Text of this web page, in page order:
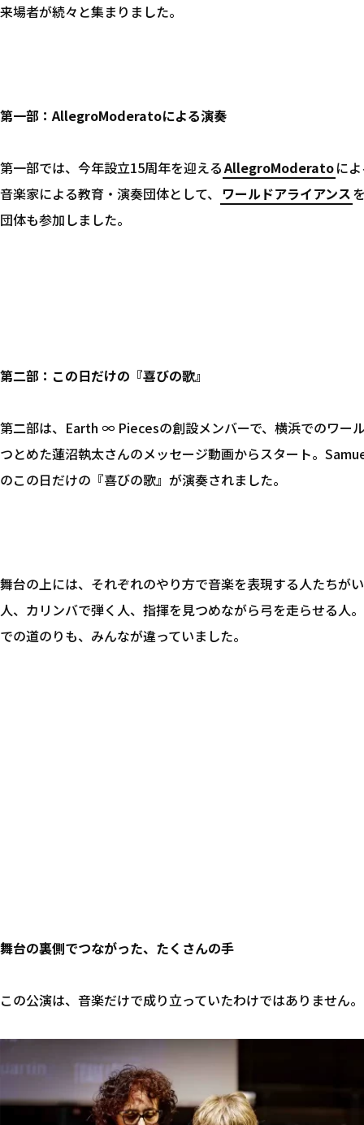
来場者が続々と集まりました。
第一部：AllegroModeratoによる演奏
第一部では、今年設立15周年を迎えるAllegroModeratoに
音楽家による教育・演奏団体として、 ワールドアライアンス
団体も参加しました。
第二部：この日だけの『喜びの歌』
第二部は、Earth ∞ Piecesの創設メンバーで、横浜でのワー
つとめた蓮沼執太さんのメッセージ動画からスタート。
のこの日だけの『喜びの歌』が演奏されました。
舞台の上には、それぞれのやり方で音楽を表現する人たちが
人、カリンバで弾く人、指揮を見つめながら弓を走らせる人
での道のりも、みんなが違っていました。
舞台の裏側でつながった、たくさんの手
この公演は、音楽だけで成り立っていたわけではありません。